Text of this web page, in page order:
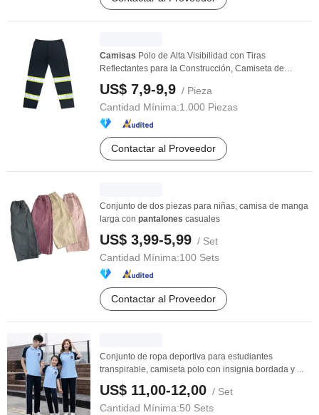
Camisas Polo de Alta Visibilidad con Tiras
Reflectantes para la Construcción, Camiseta de
Seguridad ...
US$ 7,9-9,9 / Pieza
Cantidad Mínima:1.000 Piezas
Contactar al Proveedor
Conjunto de dos piezas para niñas, camisa de manga
larga con pantalones casuales
US$ 3,99-5,99 / Set
Cantidad Mínima:100 Sets
Contactar al Proveedor
Conjunto de ropa deportiva para estudiantes
transpirable, camiseta polo con insignia bordada y ...
US$ 11,00-12,00 / Set
Cantidad Mínima:50 Sets